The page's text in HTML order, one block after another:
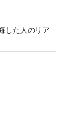
した人のリア